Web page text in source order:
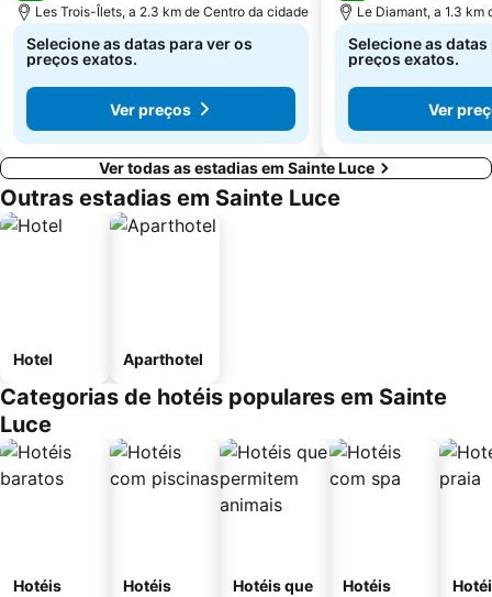
Les Trois-Îlets, a 2.3 km de Centro da cidade
Selecione as datas para ver os
preços exatos.
Ver preços
Le Diamant, a 1.3 km
Selecione as
preços exatos.
Ver
Ver todas as estadias em Sainte Luce
Outras estadias em Sainte Luce
Hotel Aparthotel
Categorias de hotéis populares em Sainte
Luce
Hotéis
Hotéis
Hotéis que
Hotéis